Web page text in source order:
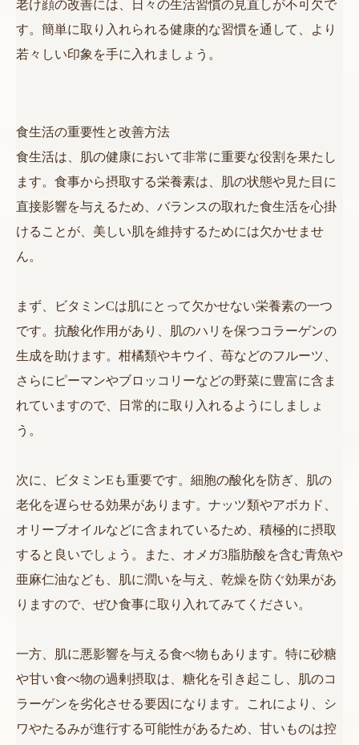
老け顔の改善には、日々の生活習慣の見直しが不可欠で
す。簡単に取り入れられる健康的な習慣を通して、より
若々しい印象を手に入れましょう。
食生活の重要性と改善方法
食生活は、肌の健康において非常に重要な役割を果たし
ます。食事から摂取する栄養素は、肌の状態や見た目に
直接影響を与えるため、バランスの取れた食生活を心掛
けることが、美しい肌を維持するためには欠かせませ
ん。
まず、ビタミンCは肌にとって欠かせない栄養素の一つ
です。抗酸化作用があり、肌のハリを保つコラーゲンの
生成を助けます。柑橘類やキウイ、苺などのフルーツ、
さらにピーマンやブロッコリーなどの野菜に豊富に含ま
れていますので、日常的に取り入れるようにしましょ
う。
次に、ビタミンEも重要です。細胞の酸化を防ぎ、肌の
老化を遅らせる効果があります。ナッツ類やアボカド、
オリーブオイルなどに含まれているため、積極的に摂取
すると良いでしょう。また、オメガ3脂肪酸を含む青魚や
亜麻仁油なども、肌に潤いを与え、乾燥を防ぐ効果があ
りますので、ぜひ食事に取り入れてみてください。
一方、肌に悪影響を与える食べ物もあります。特に砂糖
や甘い食べ物の過剰摂取は、糖化を引き起こし、肌のコ
ラーゲンを劣化させる要因になります。これにより、シ
ワやたるみが進行する可能性があるため、甘いものは控